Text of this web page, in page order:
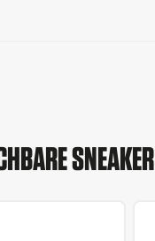
SNEAKER